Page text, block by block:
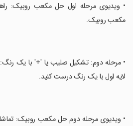
‏• ویدیوی مرحله اول حل مکعب روبیک:
مکعب روبیک.
‏• مرحله دوم: تشکیل صلیب یا '+' با یک رنگ:
لایه اول با یک رنگ درست کنید.
‏• ویدیوی مرحله دوم حل مکعب روبیک: